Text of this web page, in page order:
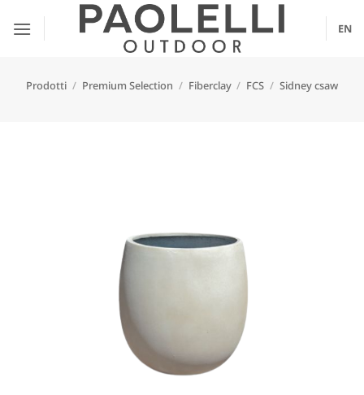
EN
Prodotti / Premium Selection / Fiberclay / FCS / Sidney csaw